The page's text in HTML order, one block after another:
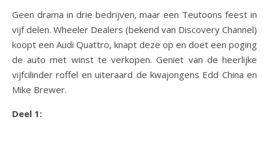
Geen drama in drie bedrijven, maar een Teutoons feest in
vijf delen. Wheeler Dealers (bekend van Discovery Channel)
koopt een Audi Quattro, knapt deze op en doet een poging
de auto met winst te verkopen. Geniet van de heerlijke
vijfcilinder roffel en uiteraard de kwajongens Edd China en
Mike Brewer.
Deel 1: